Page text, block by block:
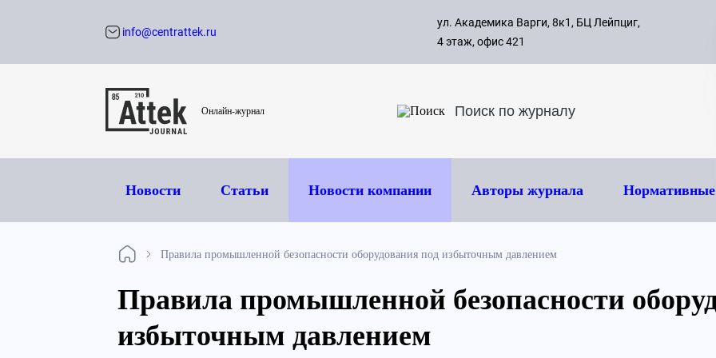
с 09:00
8 495
info@centrattek.ru
ул. Академика Варги, 8к1, БЦ Лейпциг,
4 этаж, офис 421
Онлайн-журнал
Новости Статьи Новости компании Авторы журнала
Правила промышленной безопасности оборудования под избыточным давлением
Правила промышленной безопасности
избыточным давлением